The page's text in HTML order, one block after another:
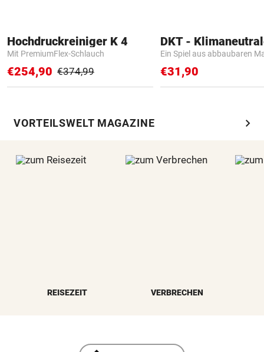
Hochdruckreiniger K 4
Mit PremiumFlex-Schlauch
€254,90 €374,99
Ein Spiel aus abbaubaren
€31,90
VORTEILSWELT MAGAZINE chevron_right
REISEZEIT VERBRECHEN